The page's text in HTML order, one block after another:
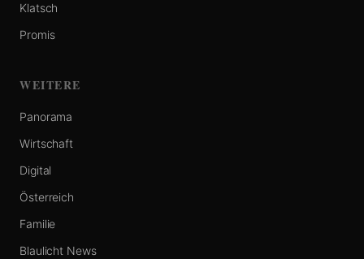
Klatsch
Promis
WEITERE
Panorama
Wirtschaft
Digital
Österreich
Familie
Blaulicht News